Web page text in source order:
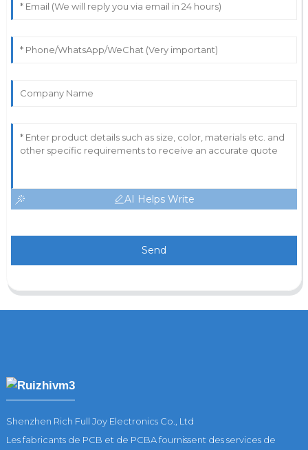
AI Helps Write
Send
Shenzhen Rich Full Joy Electronics Co., Ltd
Les fabricants de PCB et de PCBA fournissent des services de